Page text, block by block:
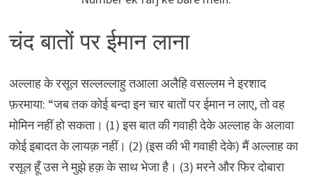
चंद बातों पर ईमान लाना
अल्लाह के रसूल सल्लल्लाहु तआला अलैहि वसल्लम ने इरशाद
फ़रमाया: “जब तक कोई बन्दा इन चार बातों पर ईमान न लाए, तो वह
मोमिन नहीं हो सकता। (1) इस बात की गवाही देके अल्लाह के अलावा
कोई इबादत के लायक़ नहीं। (2) (इस की भी गवाही देके) मैं अल्लाह का
रसूल हूँ उस ने मुझे हक़ के साथ भेजा है। (3) मरने और फिर दोबारा